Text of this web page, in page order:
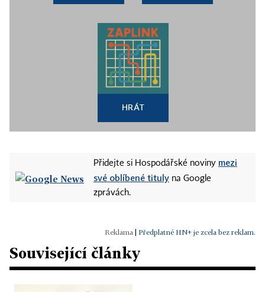
HRÁT
Přidejte si Hospodářské noviny mezi
své oblíbené tituly na Google
zprávách.
Předplatné HN+ je zcela bez reklam.
Související články